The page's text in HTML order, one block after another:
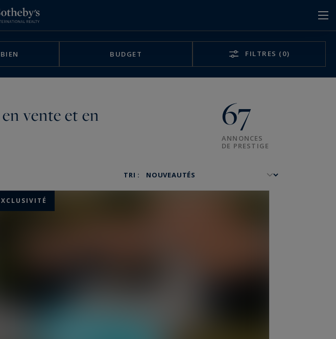
BUDGET FILTRES (0)
vente et en
67
ANNONCES
DE PRESTIGE
TRI :